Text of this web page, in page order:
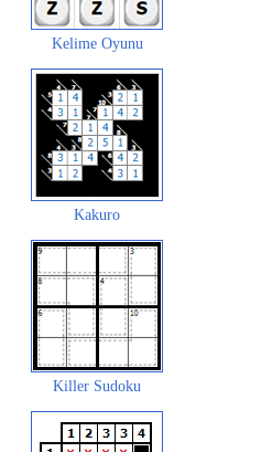
Kelime Oyunu
Kakuro
Killer Sudoku